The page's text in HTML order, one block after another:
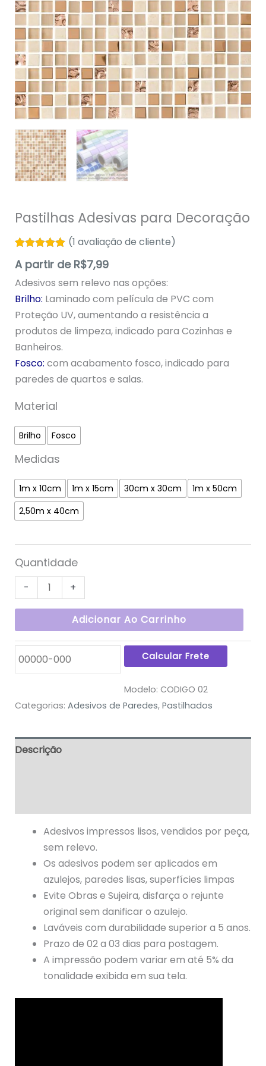
Pastilhas Adesivas para Decoração
como5.00 de
baseado em
avaliação de
cliente
(1 avaliação de cliente)
A partir de R$7,99
Adesivos sem relevo nas opções:
Brilho: Laminado com película de PVC com
Proteção UV, aumentando a resistência a
produtos de limpeza, indicado para Cozinhas e
Banheiros.
Fosco: com acabamento fosco, indicado para
paredes de quartos e salas.
Material
Brilho Fosco
Medidas
1m x 10cm 1m x 15cm 30cm x 30cm
1m x 50cm
2,50m x 40cm
Quantidade
- +
Adicionar Ao Carrinho
Modelo:CODIGO 02
Categorias: Adesivos de Paredes, Pastilhados
Descrição
Adesivos impressos lisos, vendidos por peça,
sem relevo.
Os adesivos podem ser aplicados em
azulejos, paredes lisas, superfícies limpas
Evite Obras e Sujeira, disfarça o rejunte
original sem danificar o azulejo.
Laváveis com durabilidade superior a 5 anos.
Prazo de 02 a 03 dias para postagem.
A impressão podem variar em até 5% da
tonalidade exibida em sua tela.